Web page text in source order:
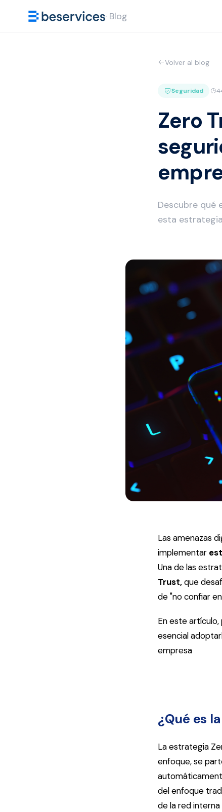
· Blog
Volver al blog
Seguridad ·
Zero
Descubre qué
esta
Las amenazas
implementar
Una de las
Trust,que
de "no confiar
En este
esencial
empresa
¿Qué es
La estrategia
enfoque, se
del enfoque
de la red